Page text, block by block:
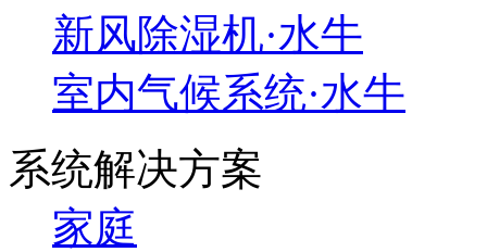
新风除湿机·水牛
室内气候系统·水牛
系统解决方案
家庭